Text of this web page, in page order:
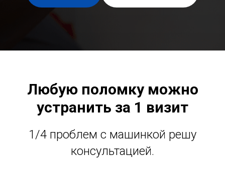
Любую поломку можно
устранить за 1 визит
1/4 проблем с машинкой решу
консультацией.